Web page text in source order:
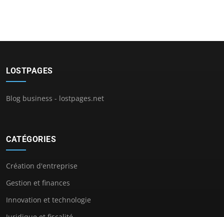
LOSTPAGES
Blog business - lostpages.net
CATÉGORIES
Création d'entreprise
Gestion et finances
Innovation et technologie